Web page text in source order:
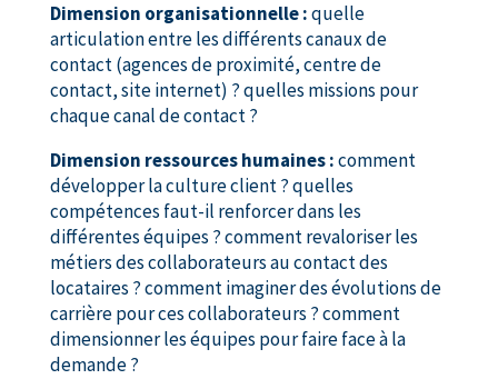
Dimension organisationnelle :quelle
articulation entre les différents canaux de
contact (agences de proximité, centre de
contact, site internet) ? quelles missions pour
chaque canal de contact ?
Dimension ressources humaines :comment
développer la culture client ? quelles
compétences faut-il renforcer dans les
différentes équipes ? comment revaloriser les
métiers des collaborateurs au contact des
locataires ? comment imaginer des évolutions de
carrière pour ces collaborateurs ? comment
dimensionner les équipes pour faire face à la
demande ?